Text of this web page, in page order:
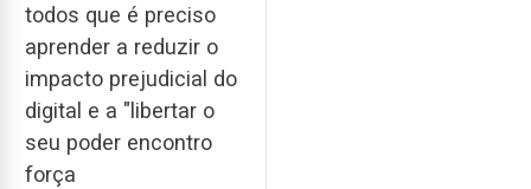
todos que é preciso
aprender a reduzir o
impacto prejudicial do
digital e a "libertar o
seu poder encontro
força